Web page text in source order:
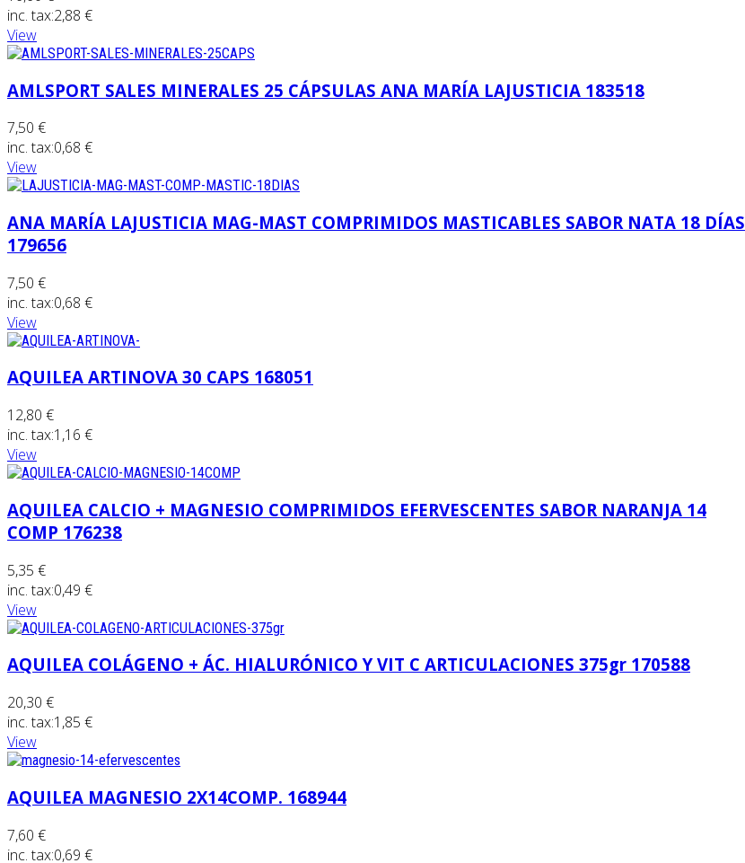
inc. tax:2,88 €
View
AMLSPORT SALES MINERALES 25 CÁPSULAS ANA MARÍA LAJUSTICIA 183518
7,50 €
inc. tax:0,68 €
View
ANA MARÍA LAJUSTICIA MAG-MAST COMPRIMIDOS MASTICABLES SABOR NATA 18 DÍAS
179656
7,50 €
inc. tax:0,68 €
View
AQUILEA ARTINOVA 30 CAPS 168051
12,80 €
inc. tax:1,16 €
View
AQUILEA CALCIO + MAGNESIO COMPRIMIDOS EFERVESCENTES SABOR NARANJA 14
COMP 176238
5,35 €
inc. tax:0,49 €
View
AQUILEA COLÁGENO + ÁC. HIALURÓNICO Y VIT C ARTICULACIONES 375gr 170588
20,30 €
inc. tax:1,85 €
View
AQUILEA MAGNESIO 2X14COMP. 168944
7,60 €
inc. tax:0,69 €